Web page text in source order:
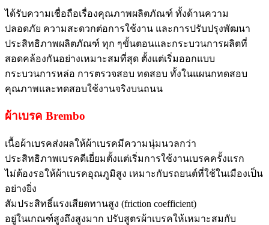
ได้รับความเชื่อถือเรื่องคุณภาพผลิตภัณฑ์ ทั้งด้านความ
ปลอดภัย ความสะดวกต่อการใช้งาน และการปรับปรุงพัฒนา
ประสิทธิภาพผลิตภัณฑ์ ทุก ๆขั้นตอนและกระบวนการผลิตที่
สอดคล้องกันอย่างเหมาะสมที่สุด ตั้งแต่เริ่มออกแบบ
กระบวนการหล่อ การตรวจสอบ ทดสอบ ทั้งในแผนกทดสอบ
คุณภาพและทดสอบใช้งานจริงบนถนน
ผ้าเบรค Brembo
เนื้อผ้าเบรคส่งผลให้ผ้าเบรคมีความนุ่มนวลกว่า
ประสิทธิภาพเบรคดีเยี่ยมตั้งแต่เริ่มการใช้งานเบรคครั้งแรก
ไม่ต้องรอให้ผ้าเบรคอุณภูมิสูง เหมาะกับรถยนต์ที่ใช้ในเมืองเป็น
อย่างยิ่ง
สัมประสิทธิ์แรงเสียดทานสูง (friction coefficient)
อยู่ในเกณฑ์สูงถึงสูงมาก ปรับสูตรผ้าเบรคให้เหมาะสมกับ